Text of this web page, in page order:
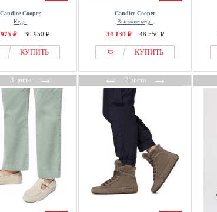
Candice Cooper
Кеды
₽ 30 950 ₽
КУПИТЬ
Candice Cooper
Высокие кеды
34 130 ₽ 48 550 ₽
КУПИТЬ
3 цвета→ ←2 цвета→